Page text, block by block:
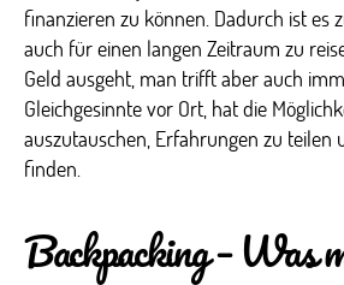
finanzieren zu können. Dadurch ist es
auch für einen langen Zeitraum zu
Geld ausgeht, man trifft aber auch
Gleichgesinnte vor Ort, hat die
auszutauschen, Erfahrungen zu teilen
finden.
Backpacking – Was